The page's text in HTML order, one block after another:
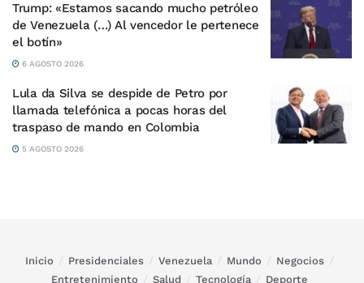
Trump: «Estamos sacando mucho petróleo
de Venezuela (…) Al vencedor le pertenece
el botín»
6 AGOSTO 2026
Lula da Silva se despide de Petro por
llamada telefónica a pocas horas del
traspaso de mando en Colombia
5 AGOSTO 2026
Inicio Presidenciales Venezuela Mundo
Negocios
Entretenimiento
Salud Tecnología Deporte